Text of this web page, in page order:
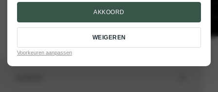
AKKOORD
WEIGEREN
Voorkeuren aanpassen
VERSTUREN